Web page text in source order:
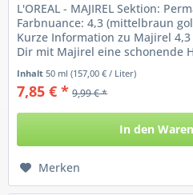
L'OREAL - MAJIREL Sektion:
Farbnuance: 4,3 (mittelbraun
Kurze Information zu Majirel
Dir mit Majirel eine schonende
Inhalt50 ml(157,00 € / Liter)
7,85 € * 9,99 € *
In den
Merken